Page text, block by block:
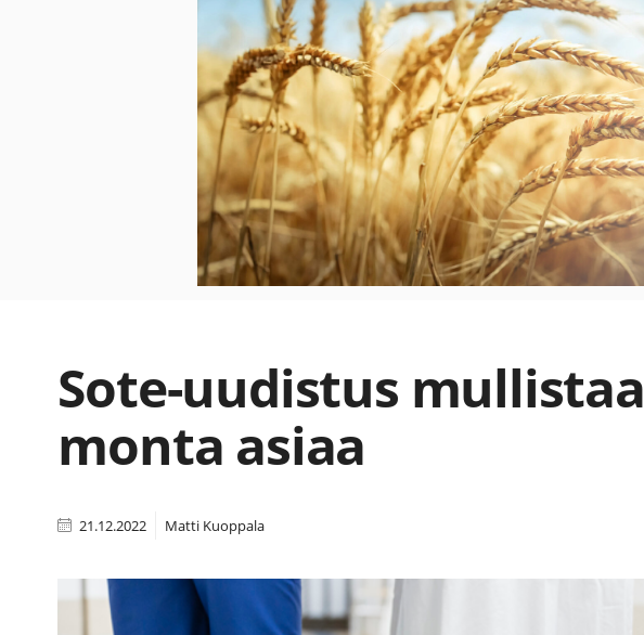
Sote-uudistus mullistaa
monta asiaa
21.12.2022 Matti Kuoppala